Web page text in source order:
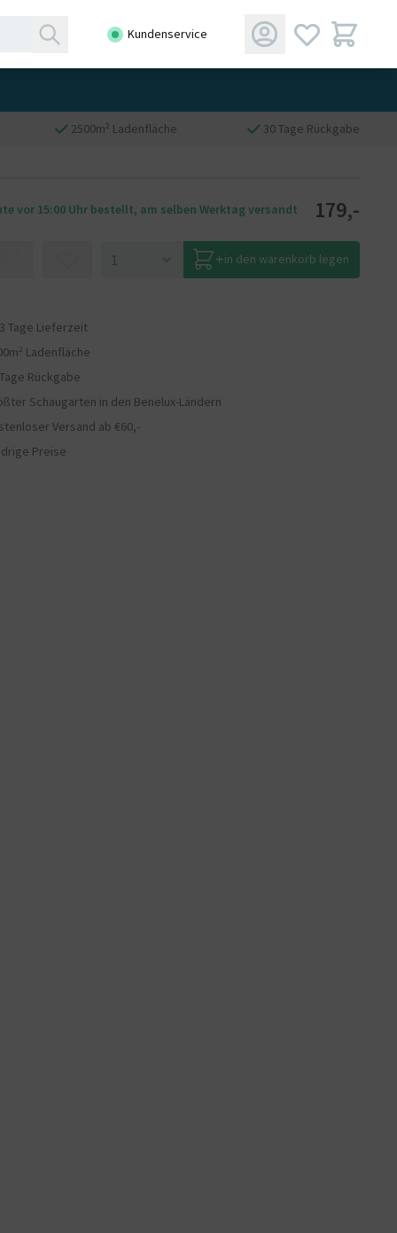
Kundenservice
2500m² Ladenfläche 30 Tage Rückgabe
vor 15:00 Uhr bestellt, am selben Werktag versandt 179,-
in den warenkorb legen
Tage Lieferzeit
Ladenfläche
Rückgabe
Schaugarten in den Benelux-Ländern
Versand ab €60,-
Preise